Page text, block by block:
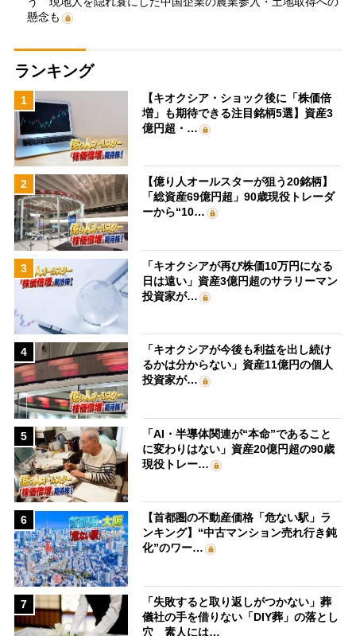
懸念も
ランキング
1
【キオクシア・ショック後に「株価倍
増」も期待できる注目銘柄5選】資産3
億円超・…
2
【億り人オールスターが狙う20銘柄】
「総資産69億円超」90歳現役トレーダ
ーから“10…
3
「キオクシアが再び株価10万円になる
日は遠い」資産3億円超のサラリーマン
投資家が…
4
「キオクシアが今後も利益を出し続け
るかは分からない」資産11億円の個人
投資家が…
5
「AI・半導体関連が“本命”であること
に変わりはない」資産20億円超の90歳
現役トレー…
6
【首都圏の不動産価格「危ない駅」ラ
ンキング】“中古マンション売れ行き鈍
化”のワー…
7
「失敗すると取り返しがつかない」葬
儀社の手を借りない「DIY葬」の落とし
穴 素人には…